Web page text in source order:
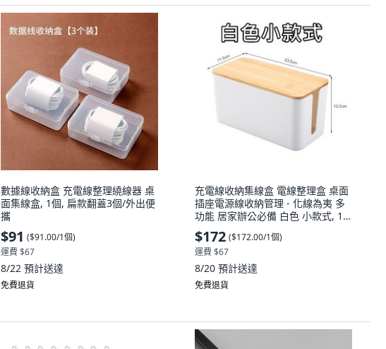
數據線收納盒 充電線整理繞線器 桌
面集線盒, 1個, 扁款翻蓋3個/外出便
攜
$91 ($91.00/1個)
運費 $67
8/22 預計送達
免費退貨
充電線收納集線盒 電線整理盒 桌面
插座電源線收納管理 - 化線為夷 多
功能 居家辦公必備 白色 小款式, 1
個, 電線收納盒_白色 小款式
$172 ($172.00/1個)
運費 $67
8/20 預計送達
免費退貨